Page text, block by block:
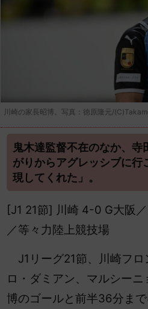
川崎の家長昭博。写真：徳原隆元/
鬼木達監督不在のなか、寺
がりからアグレッシブに行
現してくれた」。
[J1 21節] 川崎 4-0 G大阪
／等々力陸上競技場
J1リーグ21節、川崎フロ
ロ・ダミアン、マルシー
博のゴールと前半36分ま